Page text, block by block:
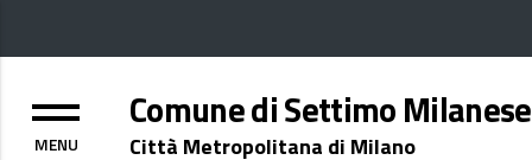
Menu Comune di Settimo Milanese
Città Metropolitana di Milano